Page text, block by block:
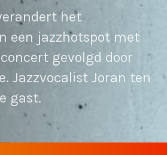
het
een jazzhotspot met
gevolgd door
Jazzvocalist Joran ten
gast.